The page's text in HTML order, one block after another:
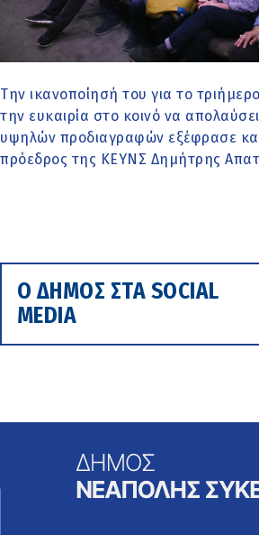
Την ικανοποίησή του για το
την ευκαιρία στο κοινό να
υψηλών προδιαγραφών εξέφρασε
πρόεδρος της ΚΕΥΝΣ Δημήτρης
Ο ΔΗΜΟΣ ΣΤΑ SOCIAL
MEDIA